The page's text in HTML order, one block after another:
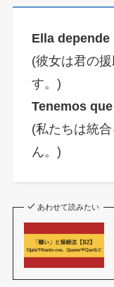
Ella
(彼女は君の
す。)
Tenemos
(私たちは統
ん。)
あわせて読みたい